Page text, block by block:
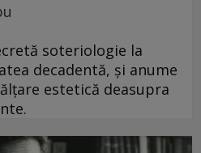
soteriologie la
decadentă, și anume
estetică deasupra